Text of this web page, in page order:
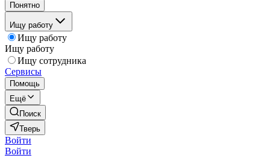
Понятно
Ищу работу
Ищу работу
Ищу работу
Ищу сотрудника
Сервисы
Помощь
Ещё
Поиск
Тверь
Войти
Войти